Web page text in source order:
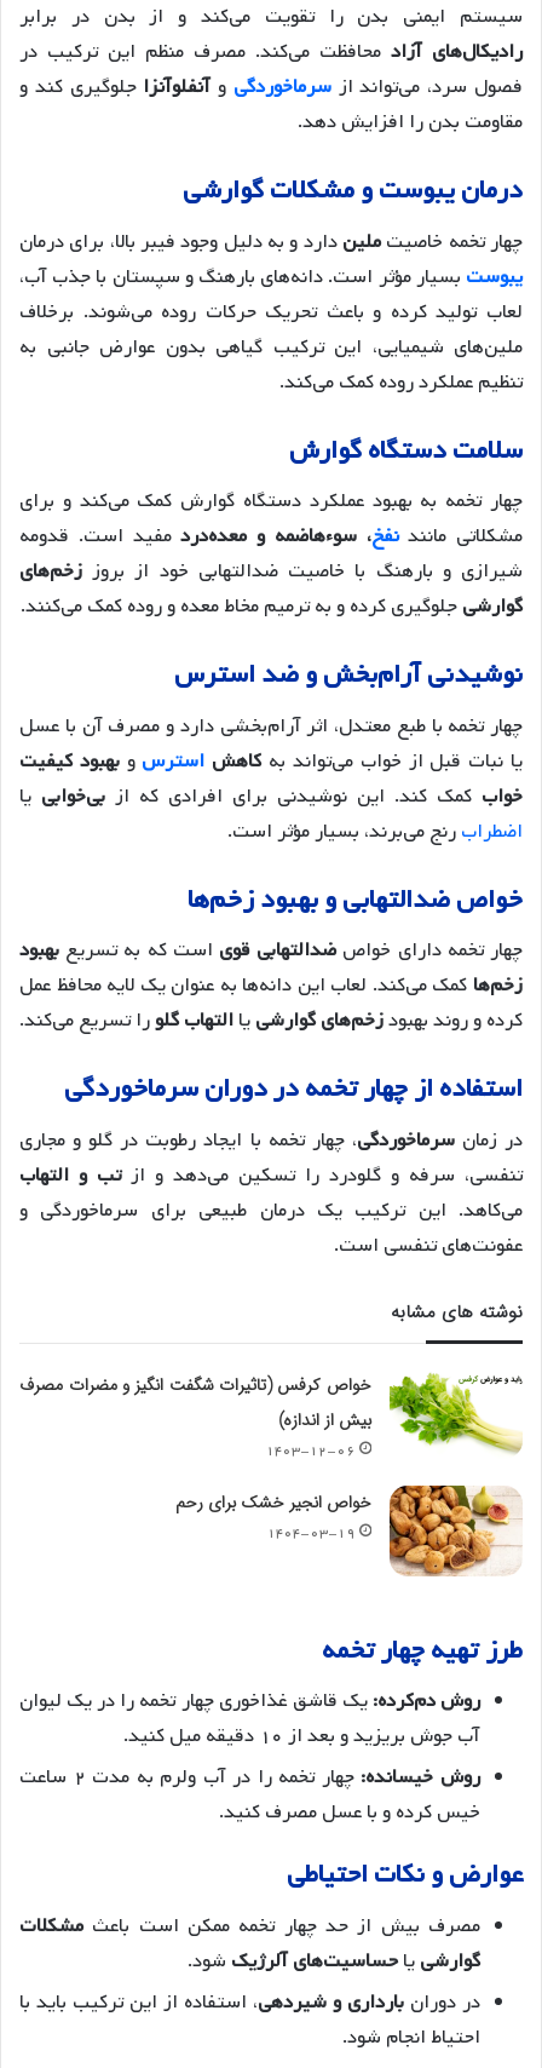
سیستم ایمنی بدن را تقویت می‌کند و از بدن در برابر
رادیکال‌های آزاد محافظت می‌کند. مصرف منظم این ترکیب در
فصول سرد، می‌تواند ازسرماخوردگی وآنفلوآنزا جلوگیری کند و
مقاومت بدن را افزایش دهد.
درمان یبوست و مشکلات گوارشی
چهار تخمه خاصیتملیندارد و به دلیل وجود فیبر بالا، برای درمان
یبوست بسیار مؤثر است. دانه‌های بارهنگ و سپستان با جذب آب،
لعاب تولید کرده و باعث تحریک حرکات روده می‌شوند. برخلاف
ملین‌های شیمیایی، این ترکیب گیاهی بدون عوارض جانبی به
تنظیم عملکرد روده کمک می‌کند.
سلامت دستگاه گوارش
چهار تخمه به بهبود عملکرد دستگاه گوارش کمک می‌کند و برای
مشکلاتی مانندنفخ، سوءهاضمه و معده‌دردمفید است. قدومه
شیرازی و بارهنگ با خاصیت ضدالتهابی خود از بروز زخم‌های
گوارشیجلوگیری کرده و به ترمیم مخاط معده و روده کمک می‌کنند.
نوشیدنی آرام‌بخش و ضد استرس
چهار تخمه با طبع معتدل، اثر آرام‌بخشی دارد و مصرف آن با عسل
یا نبات قبل از خواب می‌تواند بهکاهش استرس وبهبود کیفیت
خواب کمک کند. این نوشیدنی برای افرادی که از بی‌خوابی یا
اضطرابرنج می‌برند، بسیار مؤثر است.
خواص ضدالتهابی و بهبود زخم‌ها
چهار تخمه دارای خواصضدالتهابی قوی است که به تسریع بهبود
زخم‌ها کمک می‌کند. لعاب این دانه‌ها به عنوان یک لایه محافظ عمل
کرده و روند بهبودزخم‌های گوارشییاالتهاب گلورا تسریع می‌کند.
استفاده از چهار تخمه در دوران سرماخوردگی
در زمانسرماخوردگی، چهار تخمه با ایجاد رطوبت در گلو و مجاری
تنفسی، سرفه و گلودرد را تسکین می‌دهد و ازتب و التهاب
می‌کاهد. این ترکیب یک درمان طبیعی برای سرماخوردگی و
عفونت‌های تنفسی است.
نوشته های مشابه
خواص کرفس (تاثیرات شگفت انگیز و مضرات مصرف
بیش از اندازه)
۱۴۰۳-۱۲-۰۶
خواص انجیر خشک برای رحم
۱۴۰۴-۰۳-۱۹
طرز تهیه چهار تخمه
روش دم‌کرده:یک قاشق غذاخوری چهار تخمه را در یک لیوان
آب جوش بریزید و بعد از ۱۰ دقیقه میل کنید.
روش خیسانده:
چهار تخمه را در آب ولرم به مدت ۲ ساعت
خیس کرده و با عسل مصرف کنید.
عوارض و نکات احتیاطی
مصرف بیش از حد چهار تخمه ممکن است باعثمشکلات
گوارشییاحساسیت‌های آلرژیک شود.
در دوران بارداری و شیردهی، استفاده از این ترکیب باید با
احتیاط انجام شود.